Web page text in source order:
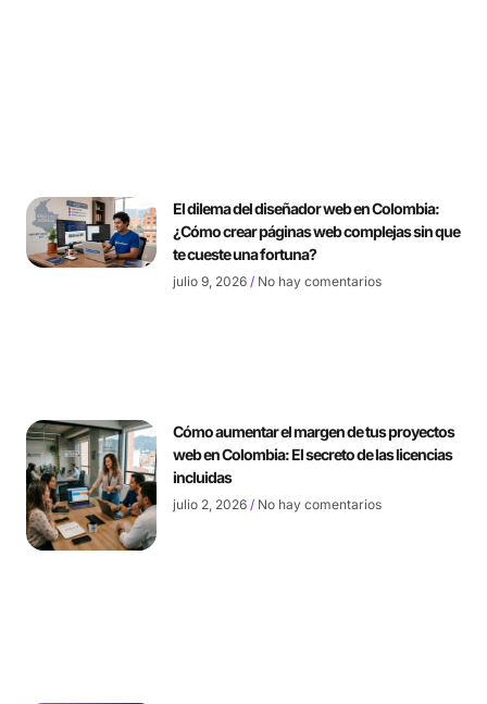
El dilema del diseñador web en Colombia:
¿Cómo crear páginas web complejas sin que
te cueste una fortuna?
julio 9, 2026 No hay comentarios
Cómo aumentar el margen de tus proyectos
web en Colombia: El secreto de las licencias
incluidas
julio 2, 2026 No hay comentarios